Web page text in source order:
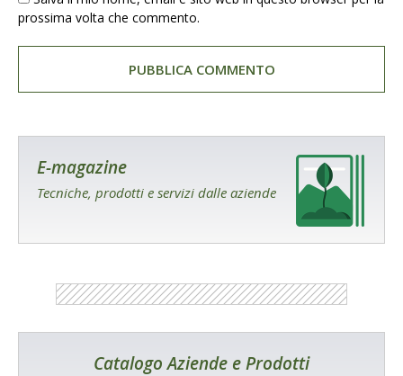
prossima volta che commento.
E-magazine
Tecniche, prodotti e servizi dalle aziende
Catalogo Aziende e Prodotti